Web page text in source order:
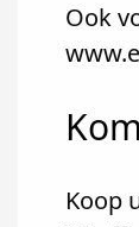
Ook
Koop